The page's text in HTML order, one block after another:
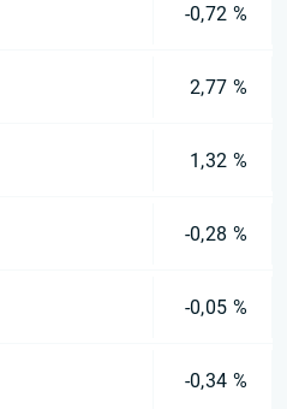
-0,72 %
2,77 %
1,32 %
-0,28 %
-0,05 %
-0,34 %